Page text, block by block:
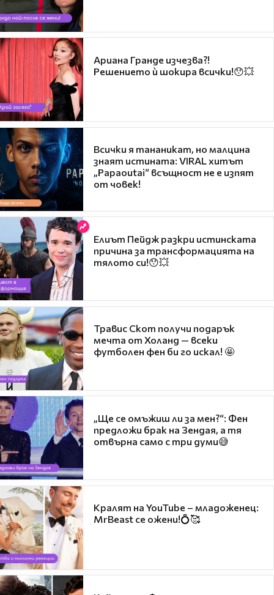
Ариана Гранде изчезва?!
Решението ѝ шокира всички!😯💥
Всички я тананикат, но малцина
знаят истината: VIRAL хитът
„Papaoutai“ всъщност не е изпят
от човек!
Елиът Пейдж разкри истинската
причина за трансформацията на
тялото си!😯💥
Травис Скот получи подарък
мечта от Холанд — всеки
футболен фен би го искал! 🤩
„Ще се омъжиш ли за мен?“: Фен
предложи брак на Зендая, а тя
отвърна само с три думи😅
Кралят на YouTube – младоженец:
MrBeast се ожени!💍🥰